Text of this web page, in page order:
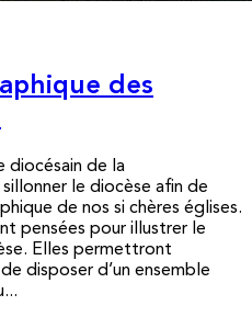
des
diocésain de la
le diocèse afin de
de nos si chères églises.
pensées pour illustrer le
Elles permettront
disposer d’un ensemble